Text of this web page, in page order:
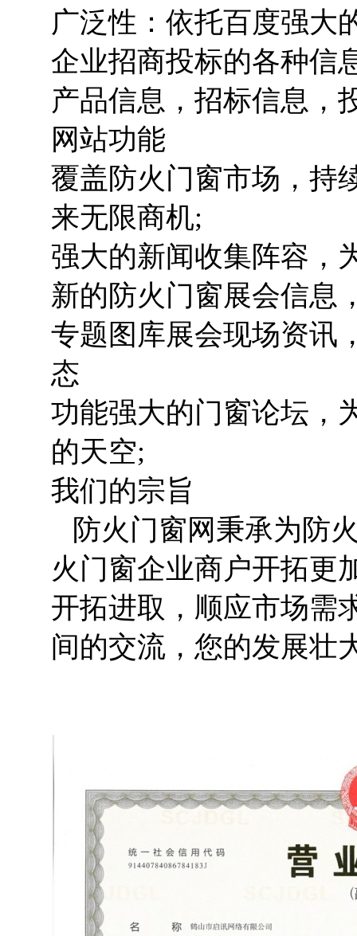
广泛性：依托百度强大
企业招商投标的各种信
产品信息，招标信息，
网站功能
覆盖防火门窗市场，持
来无限商机;
强大的新闻收集阵容，
新的防火门窗展会信息
专题图库展会现场资讯
态
功能强大的门窗论坛，
的天空;
我们的宗旨
防火门窗网秉承为防
火门窗企业商户开拓更
开拓进取，顺应市场需
间的交流，您的发展壮